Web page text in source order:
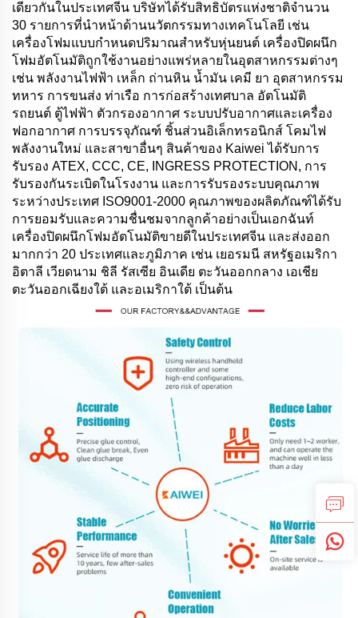
เดียวกันในประเทศจีน บริษัทได้รับสิทธิบัตรแห่งชาติจำนวน
30 รายการที่นำหน้าด้านนวัตกรรมทางเทคโนโลยี เช่น
เครื่องโฟมแบบกำหนดปริมาณสำหรับหุ่นยนต์ เครื่องปิดผนึก
โฟมอัตโนมัติถูกใช้งานอย่างแพร่หลายในอุตสาหกรรมต่างๆ
เช่น พลังงานไฟฟ้า เหล็ก ถ่านหิน น้ำมัน เคมี ยา อุตสาหกรรม
ทหาร การขนส่ง ท่าเรือ การก่อสร้างเทศบาล อัตโนมัติ
รถยนต์ ตู้ไฟฟ้า ตัวกรองอากาศ ระบบปรับอากาศและเครื่อง
ฟอกอากาศ การบรรจุภัณฑ์ ชิ้นส่วนอิเล็กทรอนิกส์ โคมไฟ
พลังงานใหม่ และสาขาอื่นๆ สินค้าของ Kaiwei ได้รับการ
รับรอง ATEX, CCC, CE, INGRESS PROTECTION, การ
รับรองกันระเบิดในโรงงาน และการรับรองระบบคุณภาพ
ระหว่างประเทศ ISO9001-2000 คุณภาพของผลิตภัณฑ์ได้รับ
การยอมรับและความชื่นชมจากลูกค้าอย่างเป็นเอกฉันท์
เครื่องปิดผนึกโฟมอัตโนมัติขายดีในประเทศจีน และส่งออก
มากกว่า 20 ประเทศและภูมิภาค เช่น เยอรมนี สหรัฐอเมริกา
อิตาลี เวียดนาม ชิลี รัสเซีย อินเดีย ตะวันออกกลาง เอเชีย
ตะวันออกเฉียงใต้ และอเมริกาใต้ เป็นต้น